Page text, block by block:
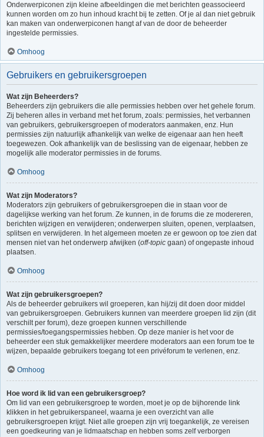
Onderwerpiconen zijn kleine afbeeldingen die met berichten geassocieerd
kunnen worden om zo hun inhoud kracht bij te zetten. Of je al dan niet gebruik
kan maken van onderwerpiconen hangt af van de door de beheerder
ingestelde permissies.
Omhoog
Gebruikers en gebruikersgroepen
Wat zijn Beheerders?
Beheerders zijn gebruikers die alle permissies hebben over het gehele forum.
Zij beheren alles in verband met het forum, zoals: permissies, het verbannen
van gebruikers, gebruikersgroepen of moderators aanmaken, enz. Hun
permissies zijn natuurlijk afhankelijk van welke de eigenaar aan hen heeft
toegewezen. Ook afhankelijk van de beslissing van de eigenaar, hebben ze
mogelijk alle moderator permissies in de forums.
Omhoog
Wat zijn Moderators?
Moderators zijn gebruikers of gebruikersgroepen die in staan voor de
dagelijkse werking van het forum. Ze kunnen, in de forums die ze modereren,
berichten wijzigen en verwijderen; onderwerpen sluiten, openen, verplaatsen,
splitsen en verwijderen. In het algemeen moeten ze er gewoon op toe zien dat
mensen niet van het onderwerp afwijken (off-topic gaan) of ongepaste inhoud
plaatsen.
Omhoog
Wat zijn gebruikersgroepen?
Als de beheerder gebruikers wil groeperen, kan hij/zij dit doen door middel
van gebruikersgroepen. Gebruikers kunnen van meerdere groepen lid zijn (dit
verschilt per forum), deze groepen kunnen verschillende
permissies/toegangspermissies hebben. Op deze manier is het voor de
beheerder een stuk gemakkelijker meerdere moderators aan een forum toe te
wijzen, bepaalde gebruikers toegang tot een privéforum te verlenen, enz.
Omhoog
Hoe word ik lid van een gebruikersgroep?
Om lid van een gebruikersgroep te worden, moet je op de bijhorende link
klikken in het gebruikerspaneel, waarna je een overzicht van alle
gebruikersgroepen krijgt. Niet alle groepen zijn vrij toegankelijk, ze vereisen
een goedkeuring van je lidmaatschap en hebben soms zelf verborgen